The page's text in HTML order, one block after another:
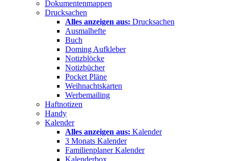
Dokumentenmappen
Drucksachen
Alles anzeigen aus: Drucksachen
Ausmalhefte
Buch
Doming Aufkleber
Notizblöcke
Notizbücher
Pocket Pläne
Weihnachtskarten
Werbemailing
Haftnotizen
Handy
Kalender
Alles anzeigen aus: Kalender
3 Monats Kalender
Familienplaner Kalender
Kalenderbox